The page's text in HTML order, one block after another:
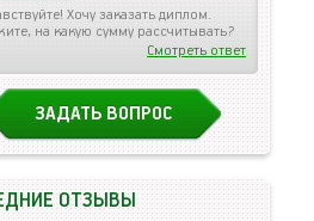
Хочу заказать диплом.
на какую сумму рассчитывать?
Смотреть ответ
ЗАДАТЬ ВОПРОС
ОТЗЫВЫ